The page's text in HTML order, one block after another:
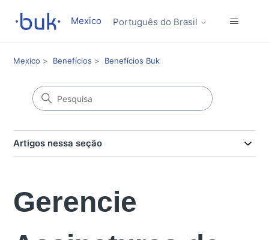
Mexico Português do Brasil
Mexico Benefícios Benefícios Buk
Artigos nessa seção
Gerencie